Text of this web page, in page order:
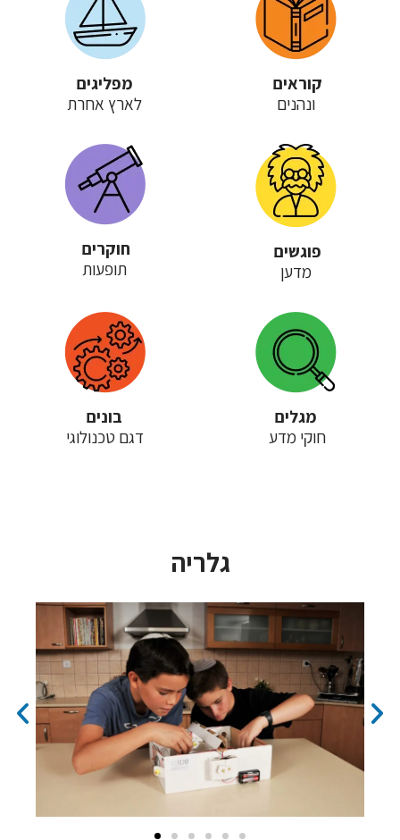
קוראים
ונהנים
מפליגים
לארץ אחרת
פוגשים
מדען
חוקרים
תופעות
מגלים
חוקי מדע
בונים
דגם טכנולוגי
גלריה